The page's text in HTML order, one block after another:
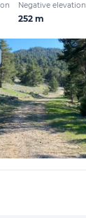
Negative elevation
252 m